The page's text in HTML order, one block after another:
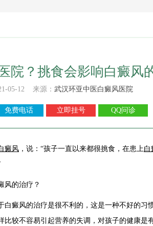
院？挑食会影响白癜风
05-12 来源： 武汉环亚中医白癜风医院
免费电话 立即挂号 QQ问诊
癜风 ，说：“孩子一直以来都很挑食，在患上白
的治疗？
癜风的治疗是很不利的，这是一种不好的习
比较不容易引起营养的失调，对孩子的健康是